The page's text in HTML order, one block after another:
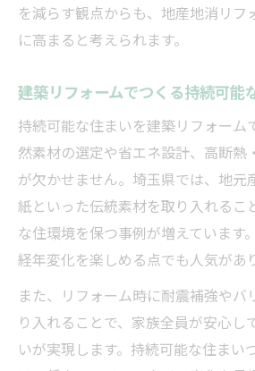
を減らす観点からも、地産地消リフ
に高まると考えられます。
建築リフォームでつくる持続可能
持続可能な住まいを建築リフォーム
然素材の選定や省エネ設計、高断熱
が欠かせません。埼玉県では、地元
紙といった伝統素材を取り入れるこ
な住環境を保つ事例が増えています
経年変化を楽しめる点でも人気があ
また、リフォーム時に耐震補強やバ
り入れることで、家族全員が安心し
いが実現します。持続可能な住まい